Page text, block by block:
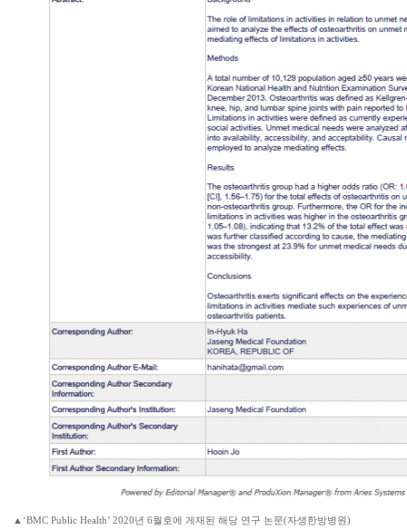
▲‘BMC Public Health’ 2020년 6월호에 게재된 해당 연구 논문(자생한방병원)